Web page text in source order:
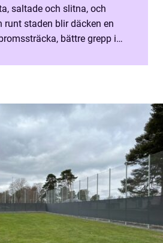
saltade och slitna, och
runt staden blir däcken en
bättre grepp i